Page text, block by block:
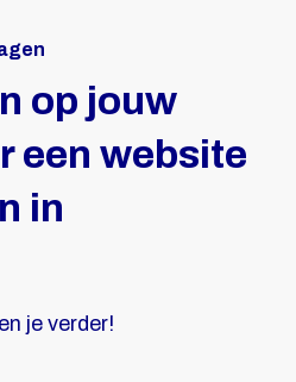
op jouw
een website
in
je verder!